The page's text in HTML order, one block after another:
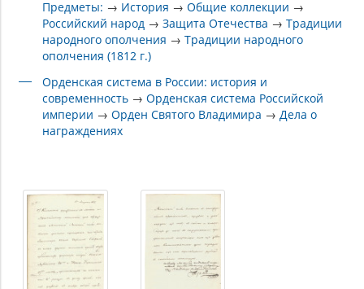
Предметы: → История →Общие коллекции →
Российский народ →Защита Отечества →Традиции
народного ополчения →Традиции народного
ополчения (1812 г.)
Орденская система в России: история и
современность →Орденская система Российской
империи →Орден Святого Владимира → Дела о
награждениях